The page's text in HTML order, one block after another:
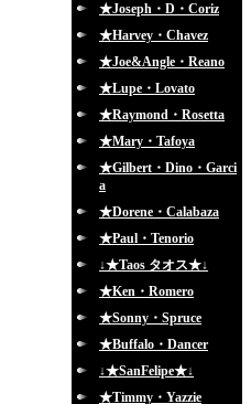
★Joseph・D・Coriz
★Harvey・Chavez
★Joe&Angle・Reano
★Lupe・Lovato
★Raymond・Rosetta
★Mary・Tafoya
★Gilbert・Dino・Garci
a
★Dorene・Calabaza
★Paul・Tenorio
↓★Taos タオス★↓
★Ken・Romero
★Sonny・Spruce
★Buffalo・Dancer
↓★SanFelipe★↓
★Timmy・Yazzie